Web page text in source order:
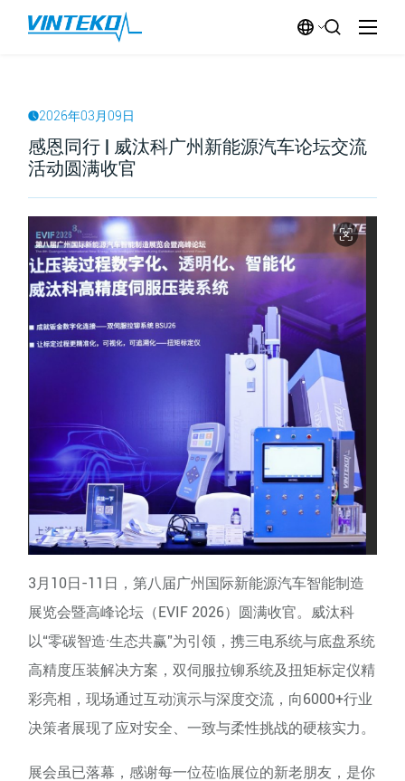
2026年03月09日
感恩同行 | 威汰科广州新能源汽车论坛交流
活动圆满收官
3月10日-11日，第八届广州国际新能源汽车智能制造
展览会暨高峰论坛（EVIF 2026）圆满收官。威汰科
以“零碳智造·生态共赢”为引领，携三电系统与底盘系统
高精度压装解决方案，双伺服拉铆系统及扭矩标定仪精
彩亮相，现场通过互动演示与深度交流，向6000+行业
决策者展现了应对安全、一致与柔性挑战的硬核实力。
展会虽已落幕，感谢每一位莅临展位的新老朋友，是你